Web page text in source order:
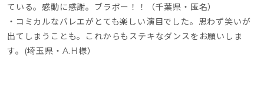
ている。感動に感謝。ブラボー！！（千葉県・匿名）
・コミカルなバレエがとても楽しい演目でした。思わず笑いが
出てしまうことも。これからもステキなダンスをお願いしま
す。(埼玉県・A.H様）